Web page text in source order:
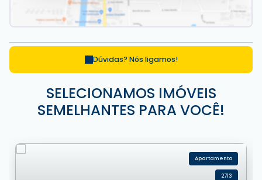
Dúvidas? Nós ligamos!
SELECIONAMOS IMÓVEIS
SEMELHANTES PARA VOCÊ!
Apartamento
2713